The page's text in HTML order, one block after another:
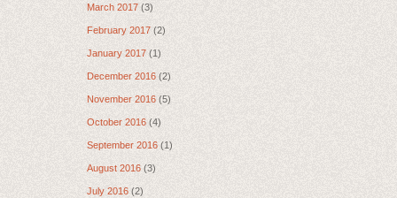
March 2017 (3)
February 2017 (2)
January 2017 (1)
December 2016 (2)
November 2016 (5)
October 2016 (4)
September 2016 (1)
August 2016 (3)
July 2016 (2)